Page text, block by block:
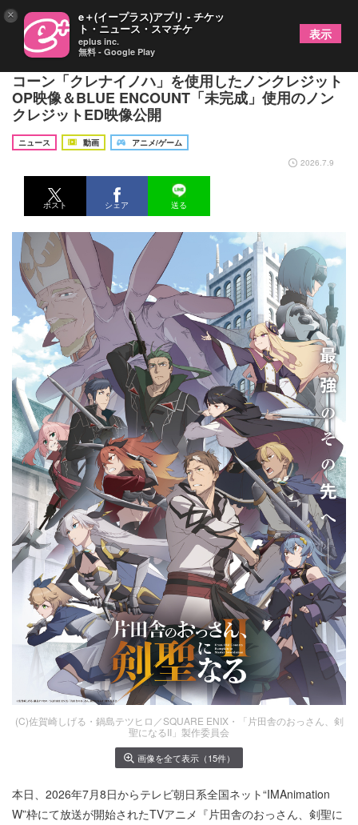
TVアニメ『片田舎のおっさん、剣聖になるII』ユニ
コーン「クレナイノハ」を使用したノンクレジット
OP映像＆BLUE ENCOUNT「未完成」使用のノン
クレジットED映像公開
ニュース 動画
アニメ/ゲーム
2026.7.9
ポスト シェア 送る
(C)佐賀崎しげる・鍋島テツヒロ／SQUARE ENIX・「片田舎のおっさん、剣
聖になるII」製作委員会
画像を全て表示（15件）
本日、2026年7月8日からテレビ朝日系全国ネット“IMAnimation
W”枠にて放送が開始されたTVアニメ『片田舎のおっさん、剣聖に
× e＋(イープラス)アプリ - チケッ
ト・ニュース・スマチケ
eplus inc.
無料 - Google Play
表示